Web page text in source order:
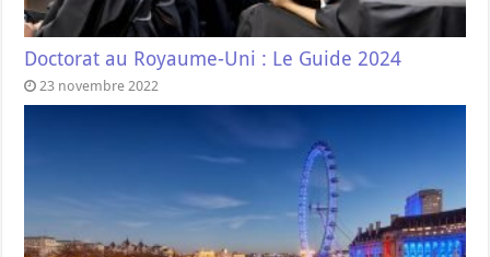
Doctorat au Royaume-Uni : Le Guide 2024
23 novembre 2022